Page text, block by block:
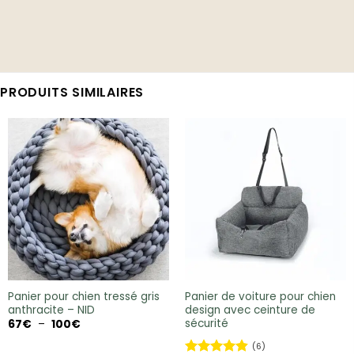
PRODUITS SIMILAIRES
Panier pour chien tressé gris
anthracite – NID
67€ – 100€Plage
Panier de voiture pour chien
design avec ceinture de
sécurité
(6)